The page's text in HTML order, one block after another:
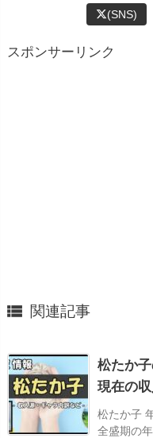
(SNS)
スポンサーリンク
 関連記事
松たか
現在の収
松たか子
全盛期の